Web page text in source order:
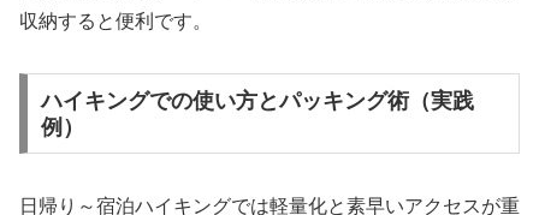
収納すると便利です。
ハイキングでの使い方とパッキング術（実践
例）
日帰り～宿泊ハイキングでは軽量化と素早いアクセスが重